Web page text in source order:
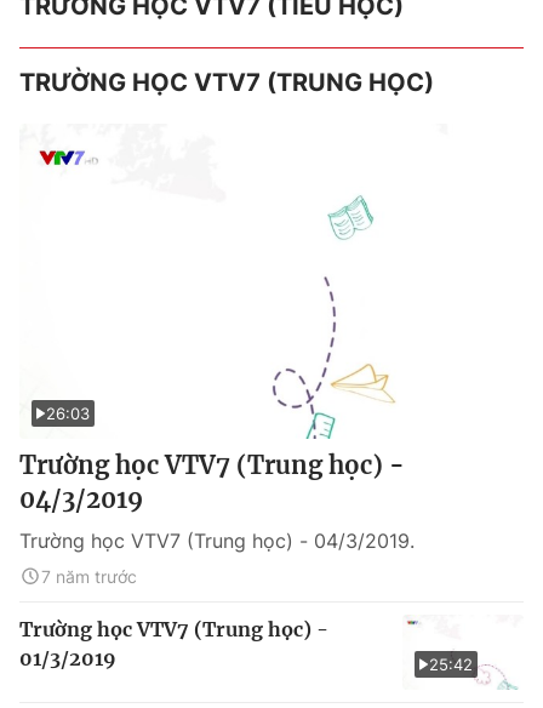
TRƯỜNG HỌC VTV7 (TRUNG HỌC)
26:03
Trường học VTV7 (Trung học) -
04/3/2019
Trường học VTV7 (Trung học) - 04/3/2019.
7 năm trước
25:42
Trường học VTV7 (Trung học) -
01/3/2019